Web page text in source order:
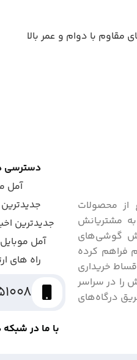
با دوام و عمر بالا
از محصولات
مشتریانش
در فروش گوشی‌های
فراهم کرده
خریداری
را در سراسر
درگاه‌های
دسترسی
آمل
جدیدترین
آمل
راه های
با ما در